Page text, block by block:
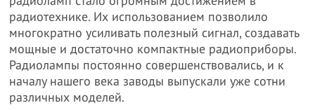
радиотехнике. Их использованием позволило
многократно усиливать полезный сигнал, создавать
мощные и достаточно компактные радиоприборы.
Радиолампы постоянно совершенствовались, и к
началу нашего века заводы выпускали уже сотни
различных моделей.